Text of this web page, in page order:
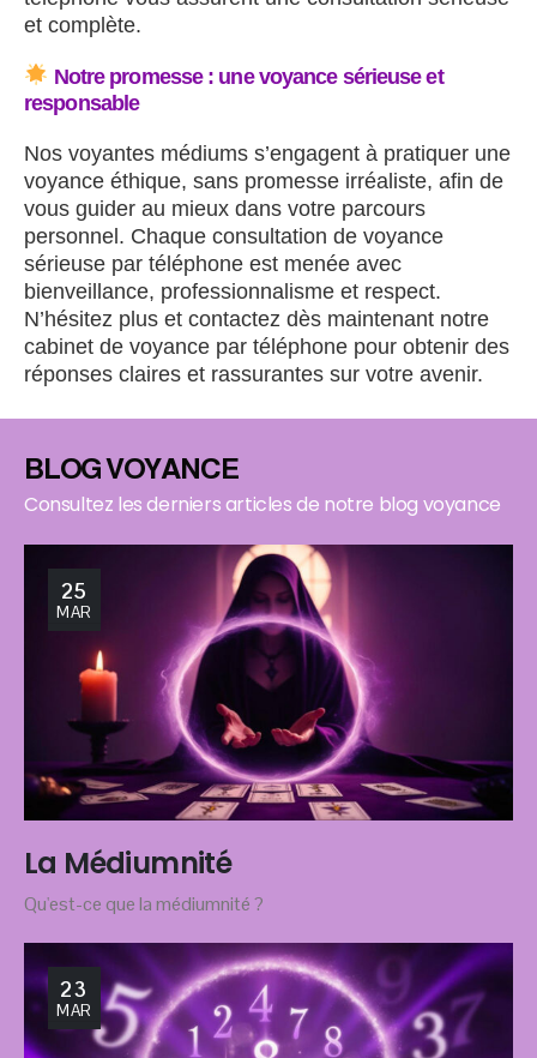
et complète.
Notre promesse : une voyance sérieuse et
responsable
Nos voyantes médiums s’engagent à pratiquer une
voyance éthique, sans promesse irréaliste, afin de
vous guider au mieux dans votre parcours
personnel. Chaque consultation de voyance
sérieuse par téléphone est menée avec
bienveillance, professionnalisme et respect.
N’hésitez plus et contactez dès maintenant notre
cabinet de voyance par téléphone pour obtenir des
réponses claires et rassurantes sur votre avenir.
BLOG VOYANCE
Consultez les derniers articles de notre blog voyance
25
MAR
La Médiumnité
Qu'est-ce que la médiumnité ?
23
MAR